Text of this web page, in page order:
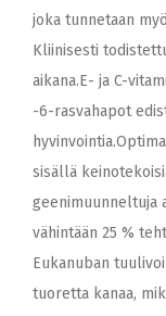
joka tunnetaan
Kliinisesti
aikana.E- ja C-
-6-rasvahapot
sisällä
geenimuunneltuja
vähintään 25 %
Eukanuban
tuoretta kanaa,